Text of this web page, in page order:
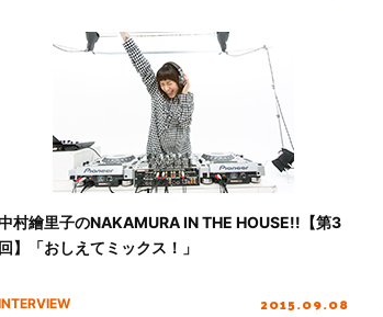
村繪里子のNAKAMURA IN THE HOUSE!!【第3
回】「おしえてミックス！」
2015.09.08